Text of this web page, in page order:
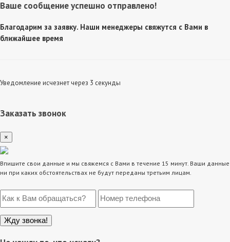
Ваше сообщение успешно отправлено!
Благодарим за заявку. Наши менеджеры свяжутся с Вами в
ближайшее время
Уведомление исчезнет через 3 секунды
Заказать звонок
×
Впишите свои данные и мы свяжемся с Вами в течение 15 минут. Ваши данные
ни при каких обстоятельствах не будут переданы третьим лицам.